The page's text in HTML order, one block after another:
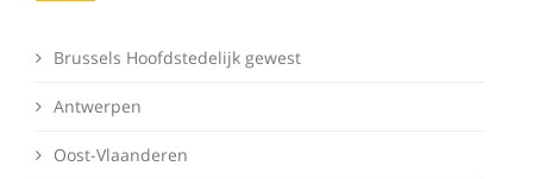
Brussels Hoofdstedelijk gewest
Antwerpen
Oost-Vlaanderen